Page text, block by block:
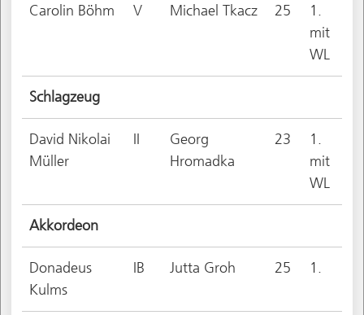
Carolin Böhm V Michael Tkacz 25
1.
mit
WL
Schlagzeug
David Nikolai
Müller
II
Georg
Hromadka
23
1.
mit
WL
Akkordeon
Donadeus
Kulms
IB Jutta Groh 25 1.